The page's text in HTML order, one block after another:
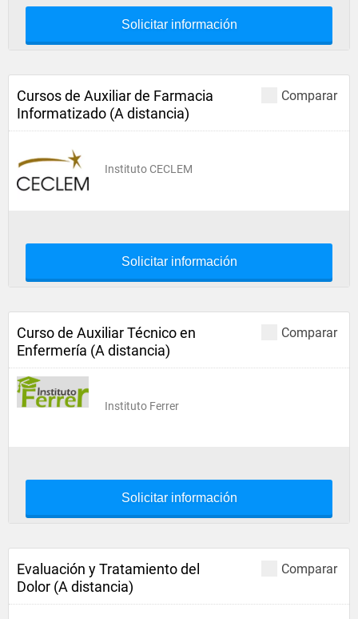
Solicitar información
Comparar
Cursos de Auxiliar de Farmacia
Informatizado (A distancia)
Instituto CECLEM
Solicitar información
Comparar
Curso de Auxiliar Técnico en
Enfermería (A distancia)
Instituto Ferrer
Solicitar información
Comparar
Evaluación y Tratamiento del
Dolor (A distancia)